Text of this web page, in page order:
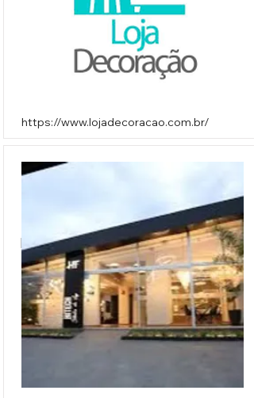
https://www.lojadecoracao.com.br/
Hitech Studio da Luz